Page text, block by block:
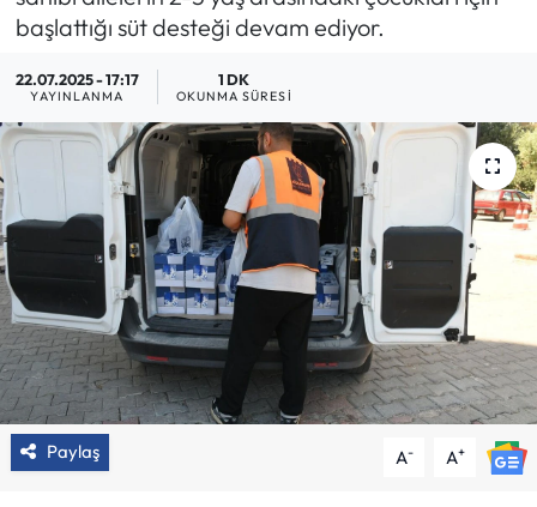
başlattığı süt desteği devam ediyor.
22.07.2025 - 17:17
YAYINLANMA
1 DK
OKUNMA SÜRESI
Paylaş A- A+